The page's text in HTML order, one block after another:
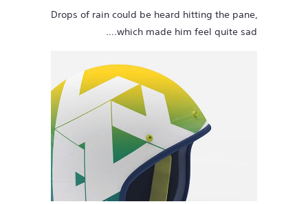
Drops of rain could be heard hitting the pane,
which made him feel quite sad.…